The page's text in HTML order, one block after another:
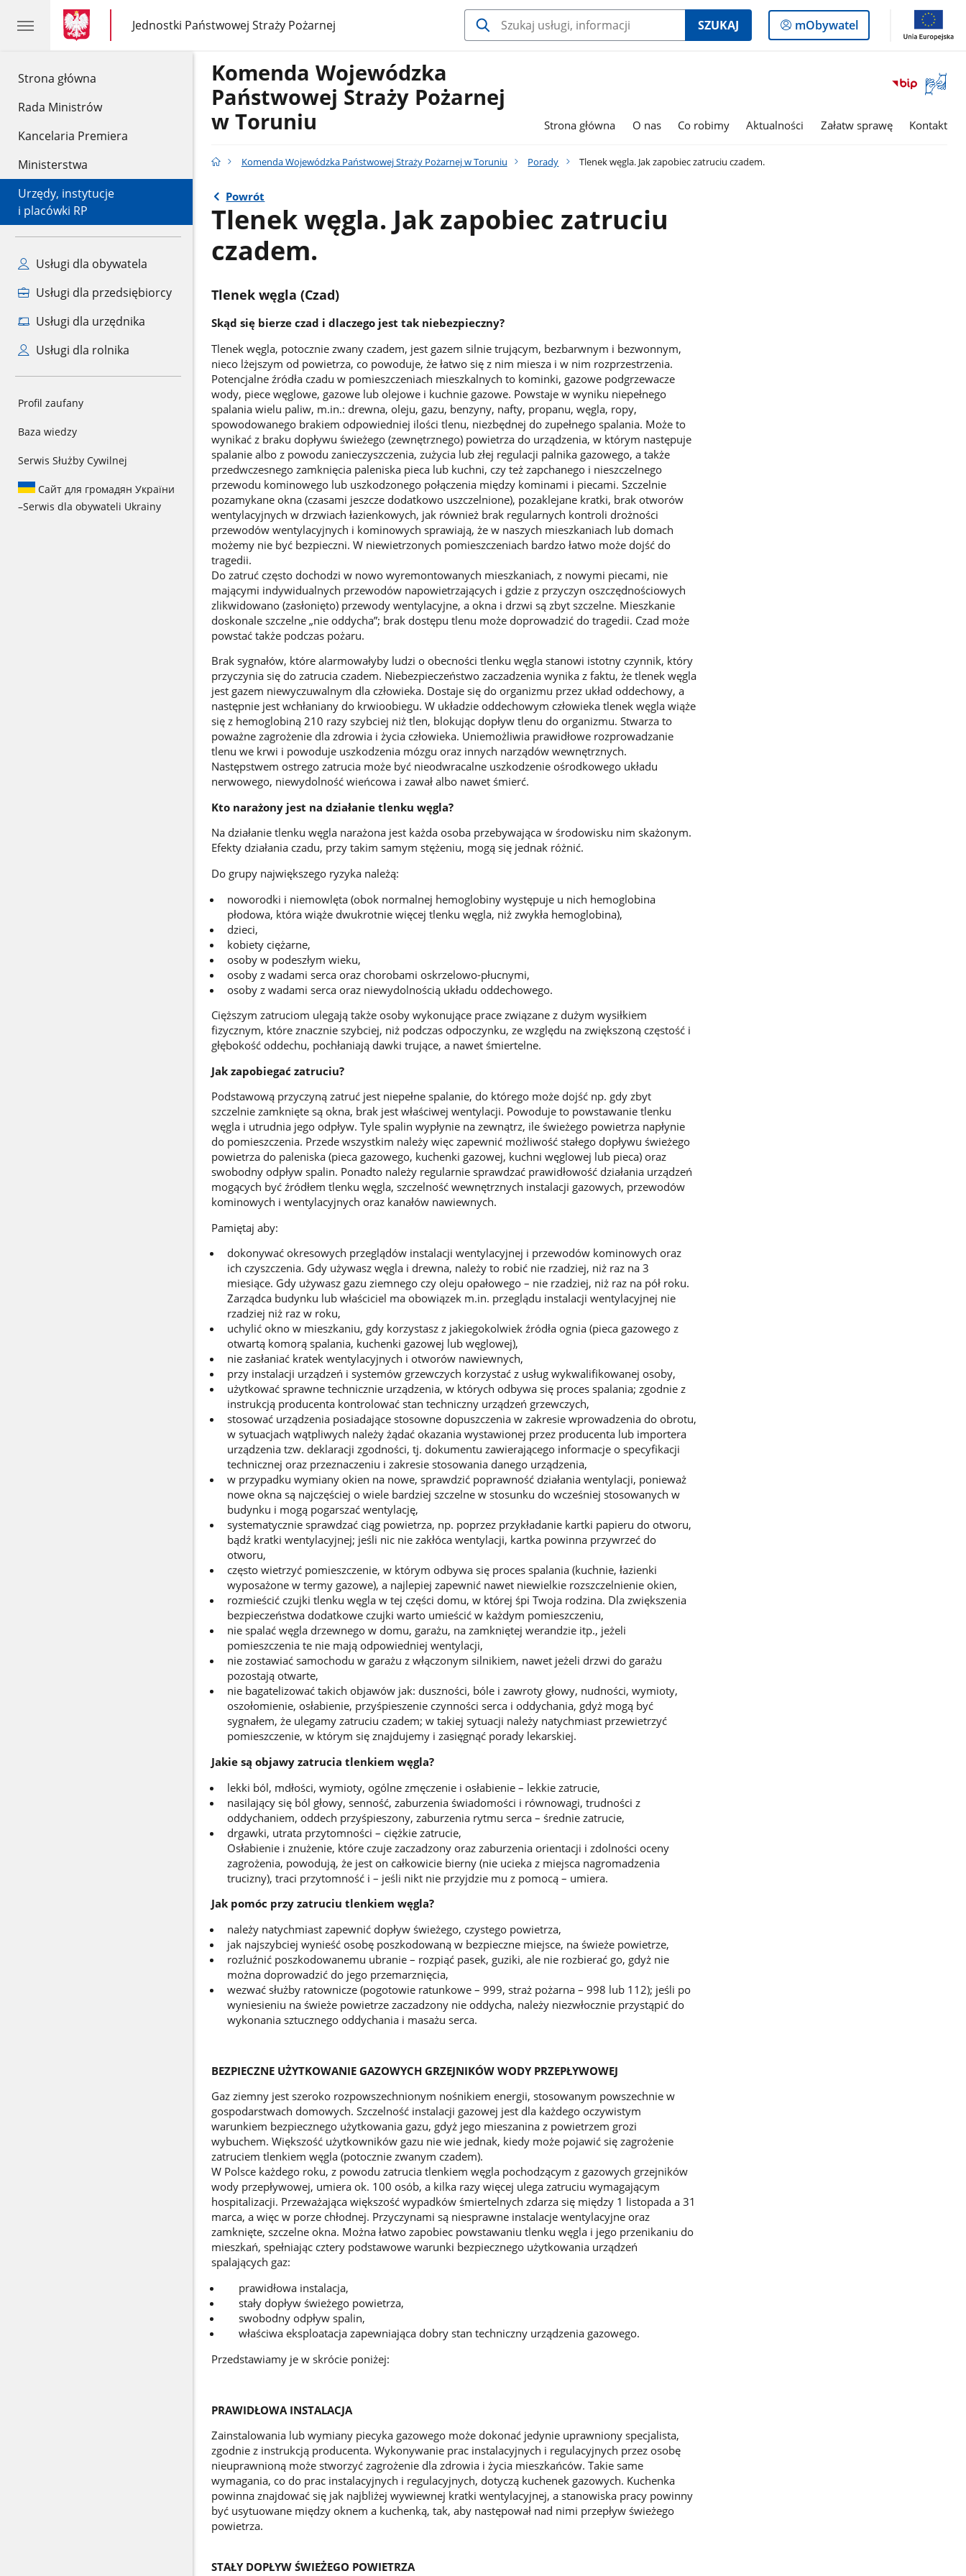
Strona główna
Rada Ministrów
Kancelaria Premiera
Ministerstwa
Urzędy, instytucje
i placówki RP
Usługi dla obywatela
Usługi dla przedsiębiorcy
Usługi dla urzędnika
Usługi dla rolnika
Profil zaufany
Baza wiedzy
Serwis Służby Cywilnej
Сайт для громадян України
–Serwis dla obywateli Ukrainy
gov.pl
gov.pl
Jednostki Państwowej Straży Pożarnej
gov.pl
Jednostki
Państwowej
SZUKAJ
Logowanie
do
mObywatel
Otwórz
okno
Komenda Wojewódzka
Państwowej Straży Pożarnej
w Toruniu
Strona główna O nas Co robimy Aktualności Załatw sprawę Kontakt
Komenda Wojewódzka Państwowej Straży Pożarnej w Toruniu Porady Tlenek węgla. Jak zapobiec zatruciu czadem.
Powrót
Tlenek węgla. Jak zapobiec zatruciu
czadem.
Tlenek węgla (Czad)
Skąd się bierze czad i dlaczego jest tak niebezpieczny?
Tlenek węgla, potocznie zwany czadem, jest gazem silnie trującym, bezbarwnym i bezwonnym,
nieco lżejszym od powietrza, co powoduje, że łatwo się z nim miesza i w nim rozprzestrzenia.
Potencjalne źródła czadu w pomieszczeniach mieszkalnych to kominki, gazowe podgrzewacze
wody, piece węglowe, gazowe lub olejowe i kuchnie gazowe. Powstaje w wyniku niepełnego
spalania wielu paliw, m.in.: drewna, oleju, gazu, benzyny, nafty, propanu, węgla, ropy,
spowodowanego brakiem odpowiedniej ilości tlenu, niezbędnej do zupełnego spalania. Może to
wynikać z braku dopływu świeżego (zewnętrznego) powietrza do urządzenia, w którym następuje
spalanie albo z powodu zanieczyszczenia, zużycia lub złej regulacji palnika gazowego, a także
przedwczesnego zamknięcia paleniska pieca lub kuchni, czy też zapchanego i nieszczelnego
przewodu kominowego lub uszkodzonego połączenia między kominami i piecami. Szczelnie
pozamykane okna (czasami jeszcze dodatkowo uszczelnione), pozaklejane kratki, brak otworów
wentylacyjnych w drzwiach łazienkowych, jak również brak regularnych kontroli drożności
przewodów wentylacyjnych i kominowych sprawiają, że w naszych mieszkaniach lub domach
możemy nie być bezpieczni. W niewietrzonych pomieszczeniach bardzo łatwo może dojść do
tragedii.
Do zatruć często dochodzi w nowo wyremontowanych mieszkaniach, z nowymi piecami, nie
mającymi indywidualnych przewodów napowietrzających i gdzie z przyczyn oszczędnościowych
zlikwidowano (zasłonięto) przewody wentylacyjne, a okna i drzwi są zbyt szczelne. Mieszkanie
doskonale szczelne „nie oddycha”; brak dostępu tlenu może doprowadzić do tragedii. Czad może
powstać także podczas pożaru.
Brak sygnałów, które alarmowałyby ludzi o obecności tlenku węgla stanowi istotny czynnik, który
przyczynia się do zatrucia czadem. Niebezpieczeństwo zaczadzenia wynika z faktu, że tlenek węgla
jest gazem niewyczuwalnym dla człowieka. Dostaje się do organizmu przez układ oddechowy, a
następnie jest wchłaniany do krwioobiegu. W układzie oddechowym człowieka tlenek węgla wiąże
się z hemoglobiną 210 razy szybciej niż tlen, blokując dopływ tlenu do organizmu. Stwarza to
poważne zagrożenie dla zdrowia i życia człowieka. Uniemożliwia prawidłowe rozprowadzanie
tlenu we krwi i powoduje uszkodzenia mózgu oraz innych narządów wewnętrznych.
Następstwem ostrego zatrucia może być nieodwracalne uszkodzenie ośrodkowego układu
nerwowego, niewydolność wieńcowa i zawał albo nawet śmierć.
Kto narażony jest na działanie tlenku węgla?
Na działanie tlenku węgla narażona jest każda osoba przebywająca w środowisku nim skażonym.
Efekty działania czadu, przy takim samym stężeniu, mogą się jednak różnić.
Do grupy największego ryzyka należą:
noworodki i niemowlęta (obok normalnej hemoglobiny występuje u nich hemoglobina
płodowa, która wiąże dwukrotnie więcej tlenku węgla, niż zwykła hemoglobina),
dzieci,
kobiety ciężarne,
osoby w podeszłym wieku,
osoby z wadami serca oraz chorobami oskrzelowo-płucnymi,
osoby z wadami serca oraz niewydolnością układu oddechowego.
Cięższym zatruciom ulegają także osoby wykonujące prace związane z dużym wysiłkiem
fizycznym, które znacznie szybciej, niż podczas odpoczynku, ze względu na zwiększoną częstość i
głębokość oddechu, pochłaniają dawki trujące, a nawet śmiertelne.
Jak zapobiegać zatruciu?
Podstawową przyczyną zatruć jest niepełne spalanie, do którego może dojść np. gdy zbyt
szczelnie zamknięte są okna, brak jest właściwej wentylacji. Powoduje to powstawanie tlenku
węgla i utrudnia jego odpływ. Tyle spalin wypłynie na zewnątrz, ile świeżego powietrza napłynie
do pomieszczenia. Przede wszystkim należy więc zapewnić możliwość stałego dopływu świeżego
powietrza do paleniska (pieca gazowego, kuchenki gazowej, kuchni węglowej lub pieca) oraz
swobodny odpływ spalin. Ponadto należy regularnie sprawdzać prawidłowość działania urządzeń
mogących być źródłem tlenku węgla, szczelność wewnętrznych instalacji gazowych, przewodów
kominowych i wentylacyjnych oraz kanałów nawiewnych.
Pamiętaj aby:
dokonywać okresowych przeglądów instalacji wentylacyjnej i przewodów kominowych oraz
ich czyszczenia. Gdy używasz węgla i drewna, należy to robić nie rzadziej, niż raz na 3
miesiące. Gdy używasz gazu ziemnego czy oleju opałowego – nie rzadziej, niż raz na pół roku.
Zarządca budynku lub właściciel ma obowiązek m.in. przeglądu instalacji wentylacyjnej nie
rzadziej niż raz w roku,
uchylić okno w mieszkaniu, gdy korzystasz z jakiegokolwiek źródła ognia (pieca gazowego z
otwartą komorą spalania, kuchenki gazowej lub węglowej),
nie zasłaniać kratek wentylacyjnych i otworów nawiewnych,
przy instalacji urządzeń i systemów grzewczych korzystać z usług wykwalifikowanej osoby,
użytkować sprawne technicznie urządzenia, w których odbywa się proces spalania; zgodnie z
instrukcją producenta kontrolować stan techniczny urządzeń grzewczych,
stosować urządzenia posiadające stosowne dopuszczenia w zakresie wprowadzenia do obrotu,
w sytuacjach wątpliwych należy żądać okazania wystawionej przez producenta lub importera
urządzenia tzw. deklaracji zgodności, tj. dokumentu zawierającego informacje o specyfikacji
technicznej oraz przeznaczeniu i zakresie stosowania danego urządzenia,
w przypadku wymiany okien na nowe, sprawdzić poprawność działania wentylacji, ponieważ
nowe okna są najczęściej o wiele bardziej szczelne w stosunku do wcześniej stosowanych w
budynku i mogą pogarszać wentylację,
systematycznie sprawdzać ciąg powietrza, np. poprzez przykładanie kartki papieru do otworu,
bądź kratki wentylacyjnej; jeśli nic nie zakłóca wentylacji, kartka powinna przywrzeć do
otworu,
często wietrzyć pomieszczenie, w którym odbywa się proces spalania (kuchnie, łazienki
wyposażone w termy gazowe), a najlepiej zapewnić nawet niewielkie rozszczelnienie okien,
rozmieścić czujki tlenku węgla w tej części domu, w której śpi Twoja rodzina. Dla zwiększenia
bezpieczeństwa dodatkowe czujki warto umieścić w każdym pomieszczeniu,
nie spalać węgla drzewnego w domu, garażu, na zamkniętej werandzie itp., jeżeli
pomieszczenia te nie mają odpowiedniej wentylacji,
nie zostawiać samochodu w garażu z włączonym silnikiem, nawet jeżeli drzwi do garażu
pozostają otwarte,
nie bagatelizować takich objawów jak: duszności, bóle i zawroty głowy, nudności, wymioty,
oszołomienie, osłabienie, przyśpieszenie czynności serca i oddychania, gdyż mogą być
sygnałem, że ulegamy zatruciu czadem; w takiej sytuacji należy natychmiast przewietrzyć
pomieszczenie, w którym się znajdujemy i zasięgnąć porady lekarskiej.
Jakie są objawy zatrucia tlenkiem węgla?
lekki ból, mdłości, wymioty, ogólne zmęczenie i osłabienie – lekkie zatrucie,
nasilający się ból głowy, senność, zaburzenia świadomości i równowagi, trudności z
oddychaniem, oddech przyśpieszony, zaburzenia rytmu serca – średnie zatrucie,
drgawki, utrata przytomności – ciężkie zatrucie,
Osłabienie i znużenie, które czuje zaczadzony oraz zaburzenia orientacji i zdolności oceny
zagrożenia, powodują, że jest on całkowicie bierny (nie ucieka z miejsca nagromadzenia
trucizny), traci przytomność i – jeśli nikt nie przyjdzie mu z pomocą – umiera.
Jak pomóc przy zatruciu tlenkiem węgla?
należy natychmiast zapewnić dopływ świeżego, czystego powietrza,
jak najszybciej wynieść osobę poszkodowaną w bezpieczne miejsce, na świeże powietrze,
rozluźnić poszkodowanemu ubranie – rozpiąć pasek, guziki, ale nie rozbierać go, gdyż nie
można doprowadzić do jego przemarznięcia,
wezwać służby ratownicze (pogotowie ratunkowe – 999, straż pożarna – 998 lub 112); jeśli po
wyniesieniu na świeże powietrze zaczadzony nie oddycha, należy niezwłocznie przystąpić do
wykonania sztucznego oddychania i masażu serca.
BEZPIECZNE UŻYTKOWANIE GAZOWYCH GRZEJNIKÓW WODY PRZEPŁYWOWEJ
Gaz ziemny jest szeroko rozpowszechnionym nośnikiem energii, stosowanym powszechnie w
gospodarstwach domowych. Szczelność instalacji gazowej jest dla każdego oczywistym
warunkiem bezpiecznego użytkowania gazu, gdyż jego mieszanina z powietrzem grozi
wybuchem. Większość użytkowników gazu nie wie jednak, kiedy może pojawić się zagrożenie
zatruciem tlenkiem węgla (potocznie zwanym czadem).
W Polsce każdego roku, z powodu zatrucia tlenkiem węgla pochodzącym z gazowych grzejników
wody przepływowej, umiera ok. 100 osób, a kilka razy więcej ulega zatruciu wymagającym
hospitalizacji. Przeważająca większość wypadków śmiertelnych zdarza się między 1 listopada a 31
marca, a więc w porze chłodnej. Przyczynami są niesprawne instalacje wentylacyjne oraz
zamknięte, szczelne okna. Można łatwo zapobiec powstawaniu tlenku węgla i jego przenikaniu do
mieszkań, spełniając cztery podstawowe warunki bezpiecznego użytkowania urządzeń
spalających gaz:
prawidłowa instalacja,
stały dopływ świeżego powietrza,
swobodny odpływ spalin,
właściwa eksploatacja zapewniająca dobry stan techniczny urządzenia gazowego.
Przedstawiamy je w skrócie poniżej:
PRAWIDŁOWA INSTALACJA
Zainstalowania lub wymiany piecyka gazowego może dokonać jedynie uprawniony specjalista,
zgodnie z instrukcją producenta. Wykonywanie prac instalacyjnych i regulacyjnych przez osobę
nieuprawnioną może stworzyć zagrożenie dla zdrowia i życia mieszkańców. Takie same
wymagania, co do prac instalacyjnych i regulacyjnych, dotyczą kuchenek gazowych. Kuchenka
powinna znajdować się jak najbliżej wywiewnej kratki wentylacyjnej, a stanowiska pracy powinny
być usytuowane między oknem a kuchenką, tak, aby następował nad nimi przepływ świeżego
powietrza.
STAŁY DOPŁYW ŚWIEŻEGO POWIETRZA